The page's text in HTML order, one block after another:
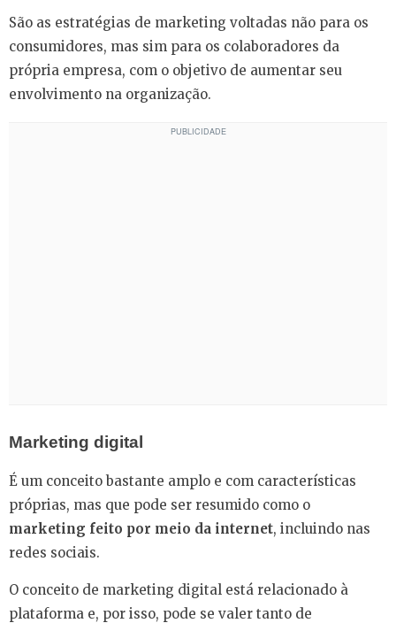
São as estratégias de marketing voltadas não para os
consumidores, mas sim para os colaboradores da
própria empresa, com o objetivo de aumentar seu
envolvimento na organização.
Marketing digital
É um conceito bastante amplo e com características
próprias, mas que pode ser resumido como o
marketing feito por meio da internet, incluindo nas
redes sociais.
O conceito de marketing digital está relacionado à
plataforma e, por isso, pode se valer tanto de